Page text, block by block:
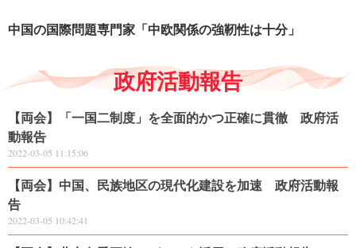
中国の国際問題専門家「中欧関係の強靭性は十分」
政府活動報告
【両会】「一国二制度」を全面的かつ正確に貫徹 政府活
動報告
2022-03-05 11:15:06
【両会】中国、民族地区の現代化建設を加速 政府活動報
告
2022-03-05 10:42:41